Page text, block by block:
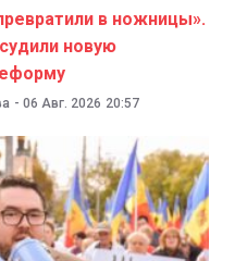
в ножницы».
новую
- 06 Авг. 2026 20:57